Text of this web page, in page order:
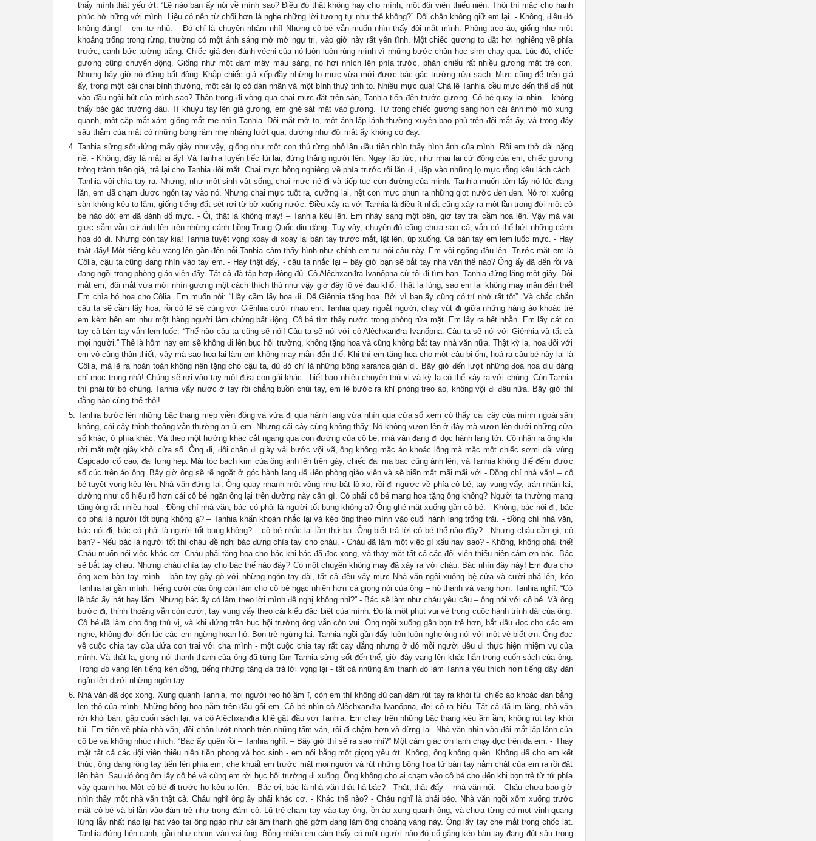
thấy mình thật yếu ớt. “Lẽ nào bạn ấy nói về mình sao? Điều đó thật không hay cho mình, một đội viên thiếu niên. Thôi thì mặc cho hạnh
phúc hờ hững với mình. Liệu có nên từ chối hơn là nghe những lời tương tự như thế không?” Đôi chân không giữ em lại. - Không, điều đó
không đúng! – em tự nhủ. – Đó chỉ là chuyện nhảm nhí! Nhưng cô bé vẫn muốn nhìn thấy đôi mắt mình. Phòng treo áo, giống như một
khoảng trống trong rừng, thường có một ánh sáng mờ mờ ngự trị, vào giờ này rất yên tĩnh. Một chiếc gương to đặt hơi nghiêng về phía
trước, cạnh bức tường trắng. Chiếc giá đen đánh vécni của nó luôn luôn rùng mình vì những bước chân học sinh chạy qua. Lúc đó, chiếc
gương cũng chuyển động. Giống như một đám mây màu sáng, nó hơi nhích lên phía trước, phản chiếu rất nhiều gương mặt trẻ con.
Nhưng bây giờ nó đứng bất động. Khắp chiếc giá xếp đầy những lọ mực vừa mới được bác gác trường rửa sạch. Mực cũng để trên giá
ấy, trong một cái chai bình thường, một cái lọ có dán nhãn và một bình thuỷ tinh to. Nhiều mực quá! Chả lẽ Tanhia cều mực đến thế để hút
vào đầu ngòi bút của mình sao? Thận trọng đi vòng qua chai mực đặt trên sàn, Tanhia tiến đến trước gương. Cô bé quay lại nhìn – không
thấy bác gác trường đâu. Tì khuỷu tay lên giá gương, em ghé sát mặt vào gương. Từ trong chiếc gương sáng hơn cái ảnh mờ mờ xung
quanh, một cặp mắt xám giống mắt mẹ nhìn Tanhia. Đôi mắt mở to, một ánh lấp lánh thường xuyên bao phủ trên đôi mắt ấy, và trong đáy
sâu thẳm của mắt có những bóng râm nhẹ nhàng lướt qua, dường như đôi mắt ấy không có đáy.
Tanhia sửng sốt đứng mấy giây như vậy, giống như một con thú rừng nhỏ lần đầu tiên nhìn thấy hình ảnh của mình. Rồi em thở dài nặng
nề: - Không, đây là mắt ai ấy! Và Tanhia luyến tiếc lùi lại, đứng thẳng người lên. Ngay lập tức, như nhại lại cử động của em, chiếc gương
tròng trành trên giá, trả lại cho Tanhia đôi mắt. Chai mực bỗng nghiêng về phía trước rồi lăn đi, đập vào những lọ mực rỗng kêu lách cách.
Tanhia vội chìa tay ra. Nhưng, như một sinh vật sống, chai mực né đi và tiếp tục con đường của mình. Tanhia muốn tóm lấy nó lúc đang
lăn, em đã chạm được ngón tay vào nó. Nhưng chai mực tuột ra, cưỡng lại, hệt con mực phun ra những giọt nước đen đen. Nó rơi xuống
sàn không kêu to lắm, giống tiếng đất sét rơi từ bờ xuống nước. Điều xảy ra với Tanhia là điều ít nhất cũng xảy ra một lần trong đời một cô
bé nào đó: em đã đánh đổ mực. - Ôi, thật là không may! – Tanhia kêu lên. Em nhảy sang một bên, giơ tay trái cầm hoa lên. Vậy mà vài
giực sẫm vẫn cứ ánh lên trên những cánh hồng Trung Quốc dịu dàng. Tuy vậy, chuyện đó cũng chưa sao cả, vẫn có thể bứt những cánh
hoa đó đi. Nhưng còn tay kia! Tanhia tuyệt vọng xoay đi xoay lại bàn tay trước mắt, lật lên, úp xuống. Cả bàn tay em lem luốc mực. - Hay
thật đấy! Một tiếng kêu vang lên gần đến nỗi Tanhia cảm thấy hình như chính em tự nói câu này. Em vội ngẩng đầu lên. Trước mặt em là
Côlia, cậu ta cũng đang nhìn vào tay em. - Hay thật đấy, - cậu ta nhắc lại – bây giờ bạn sẽ bắt tay nhà văn thế nào? Ông ấy đã đến rồi và
đang ngồi trong phòng giáo viên đấy. Tất cả đã tập hợp đông đủ. Cô Alêchxanđra Ivanốpna cử tôi đi tìm bạn. Tanhia đứng lặng một giây. Đôi
mắt em, đôi mắt vừa mới nhìn gương một cách thích thú như vậy giờ đây lộ vẻ đau khổ. Thật lạ lùng, sao em lại không may mắn đến thế!
Em chìa bó hoa cho Côlia. Em muốn nói: “Hãy cầm lấy hoa đi. Để Giênhia tặng hoa. Bởi vì bạn ấy cũng có trí nhớ rất tốt”. Và chắc chắn
cậu ta sẽ cầm lấy hoa, rồi có lẽ sẽ cùng với Giênhia cười nhạo em. Tanhia quay ngoắt người, chạy vút đi giữa những hàng áo khoác trẻ
em kèm bên em như một hàng người làm chứng bất động. Cô bé tìm thấy nước trong phòng rửa mặt. Em lấy ra hết nhẵn. Em lấy cát cọ
tay cả bàn tay vẫn lem luốc. “Thế nào cậu ta cũng sẽ nói! Cậu ta sẽ nói với cô Alêchxanđra Ivanốpna. Cậu ta sẽ nói với Giênhia và tất cả
mọi người.” Thế là hôm nay em sẽ không đi lên bục hội trường, không tặng hoa và cũng không bắt tay nhà văn nữa. Thật kỳ lạ, hoa đối với
em vô cùng thân thiết, vậy mà sao hoa lại làm em không may mắn đến thế. Khi thì em tặng hoa cho một cậu bị ốm, hoá ra cậu bé này lại là
Côlia, mà lẽ ra hoàn toàn không nên tặng cho cậu ta, dù đó chỉ là những bông xaranca giản dị. Bây giờ đến lượt những đoá hoa dịu dàng
chỉ mọc trong nhà! Chúng sẽ rơi vào tay một đứa con gái khác - biết bao nhiêu chuyện thú vị và kỳ lạ có thể xảy ra với chúng. Còn Tanhia
thì phải từ bỏ chúng. Tanhia vẩy nước ở tay rồi chẳng buồn chùi tay, em lê bước ra khỉ phòng treo áo, không vội đi đâu nữa. Bây giờ thì
đằng nào cũng thế thôi!
Tanhia bước lên những bậc thang mép viền đồng và vừa đi qua hành lang vừa nhìn qua cửa sổ xem có thấy cái cây của mình ngoài sân
không, cái cây thỉnh thoảng vẫn thường an ủi em. Nhưng cái cây cũng không thấy. Nó không vươn lên ở đây mà vươn lên dưới những cửa
sổ khác, ở phía khác. Và theo một hướng khác cắt ngang qua con đường của cô bé, nhà văn đang đi dọc hành lang tới. Cô nhận ra ông khi
rời mắt một giây khỏi cửa sổ. Ông đi, đôi chân đi giày vải bước vội vã, ông không mặc áo khoác lông mà mặc một chiếc sơmi dài vùng
Capcadơ cổ cao, đai lưng hẹp. Mái tóc bạch kim của ông ánh lên trên gáy, chiếc đai mạ bạc cũng ánh lên, và Tanhia không thể đếm được
số cúc trên áo ông. Bây giờ ông sẽ rẽ ngoặt ở góc hành lang để đến phòng giáo viên và sẽ biến mất mãi mãi với - Đồng chí nhà văn! – cô
bé tuyệt vọng kêu lên. Nhà văn đứng lại. Ông quay nhanh một vòng như bật lò xo, rồi đi ngược về phía cô bé, tay vung vẩy, trán nhăn lại,
dường như cố hiểu rõ hơn cái cô bé ngăn ông lại trên đường này cần gì. Có phải cô bé mang hoa tặng ông không? Người ta thường mang
tặng ông rất nhiều hoa! - Đồng chí nhà văn, bác có phải là người tốt bụng không ạ? Ông ghé mặt xuống gần cô bé. - Không, bác nói đi, bác
có phải là người tốt bụng không ạ? – Tanhia khẩn khoản nhắc lại và kéo ông theo mình vào cuối hành lang trống trải. - Đồng chí nhà văn,
bác nói đi, bác có phải là người tốt bụng không? – cô bé nhắc lại lần thứ ba. Ông biết trả lời cô bé thế nào đây? - Nhưng cháu cần gì, cô
bạn? - Nếu bác là người tốt thì cháu đề nghị bác đừng chìa tay cho cháu. - Cháu đã làm một việc gì xấu hay sao? - Không, không phải thế!
Cháu muốn nói việc khác cơ. Cháu phải tặng hoa cho bác khi bác đã đọc xong, và thay mặt tất cả các đội viên thiếu niên cảm ơn bác. Bác
sẽ bắt tay cháu. Nhưng cháu chìa tay cho bác thế nào đây? Có một chuỵên không may đã xảy ra với cháu. Bác nhìn đây này! Em đưa cho
ông xem bàn tay mình – bàn tay gầy gò với những ngón tay dài, tất cả đều vấy mực Nhà văn ngồi xuống bệ cửa và cười phá lên, kéo
Tanhia lại gần mình. Tiếng cười của ông còn làm cho cô bé ngạc nhiên hơn cả giọng nói của ông – nó thanh và vang hơn. Tanhia nghĩ: “Có
lẽ bác ấy hát hay lắm. Nhưng bác ấy có làm theo lời mình đề nghị không nhỉ?” - Bác sẽ làm như cháu yêu cầu – ông nói với cô bé. Và ông
bước đi, thỉnh thoảng vẫn còn cười, tay vung vẩy theo cái kiểu đặc biệt của mình. Đó là một phút vui vẻ trong cuộc hành trình dài của ông.
Cô bé đã làm cho ông thú vị, và khi đứng trên bục hội trường ông vẫn còn vui. Ông ngồi xuống gần bọn trẻ hơn, bắt đầu đọc cho các em
nghe, không đợi đến lúc các em ngừng hoan hô. Bọn trẻ ngừng lại. Tanhia ngồi gần đấy luôn luôn nghe ông nói với một vẻ biết ơn. Ông đọc
về cuộc chia tay của đứa con trai với cha mình - một cuộc chia tay rất cay đắng nhưng ở đó mỗi người đều đi thực hiện nhiệm vụ của
mình. Và thật lạ, giọng nói thanh thanh của ông đã từng làm Tanhia sửng sốt đến thế, giờ đây vang lên khác hẳn trong cuốn sách của ông.
Trong đó vang lên tiếng kèn đồng, tiếng những tảng đá trả lời vọng lại - tất cả những âm thanh đó làm Tanhia yêu thích hơn tiếng dây đàn
ngân lên dưới những ngón tay.
Nhà văn đã đọc xong. Xung quanh Tanhia, mọi người reo hò ầm ĩ, còn em thì không đủ can đảm rút tay ra khỏi túi chiếc áo khoác đan bằng
len thô của mình. Những bông hoa nằm trên đầu gối em. Cô bé nhìn cô Alêchxanđra Ivanốpna, đợi cô ra hiệu. Tất cả đã im lặng, nhà văn
rời khỏi bàn, gập cuốn sách lại, và cô Alêchxanđra khẽ gật đầu với Tanhia. Em chạy trên những bậc thang kêu ầm ầm, không rút tay khỏi
túi. Em tiến về phía nhà văn, đôi chân lướt nhanh trên những tấm ván, rồi đi chậm hơn và dừng lại. Nhà văn nhìn vào đôi mắt lấp lánh của
cô bé và không nhúc nhích. “Bác ấy quên rồi – Tanhia nghĩ. – Bây giờ thì sẽ ra sao nhỉ?” Một cảm giác ớn lạnh chạy dọc trên da em. - Thay
mặt tất cả các đội viên thiếu niên tiền phong và học sinh - em nói bằng một giọng yếu ớt. Không, ông không quên. Không để cho em kết
thúc, ông dang rộng tay tiến lên phía em, che khuất em trước mặt mọi người và rút những bông hoa từ bàn tay nắm chặt của em ra rồi đặt
lên bàn. Sau đó ông ôm lấy cô bé và cùng em rời bục hội trường đi xuống. Ông không cho ai chạm vào cô bé cho đến khi bọn trẻ từ tứ phía
vây quanh họ. Một cô bé đi trước họ kêu to lên: - Bác ơi, bác là nhà văn thật hả bác? - Thật, thật đấy – nhà văn nói. - Cháu chưa bao giờ
nhìn thấy một nhà văn thật cả. Cháu nghĩ ông ấy phải khác cơ. - Khác thế nào? - Cháu nghĩ là phải béo. Nhà văn ngồi xổm xuống trước
mặt cô bé và bị lẫn vào đám trẻ như trong đám cỏ. Lũ trẻ chạm tay vào tay ông, ồn ào xung quanh ông, và chưa từng có mọt vinh quang
lừng lẫy nhất nào lại hát vào tai ông ngào như cái âm thanh ghê gớm đang làm ông choáng váng này. Ông lấy tay che mắt trong chốc lát.
Tanhia đứng bên cạnh, gần như chạm vào vai ông. Bỗng nhiên em cảm thấy có một người nào đó cố gắng kéo bàn tay đang đút sâu trong